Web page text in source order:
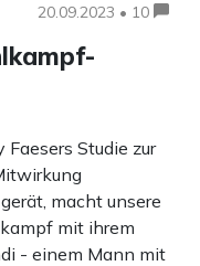
20.09.2023 • 10
Studie zur
macht unsere
mit ihrem
- einem Mann mit